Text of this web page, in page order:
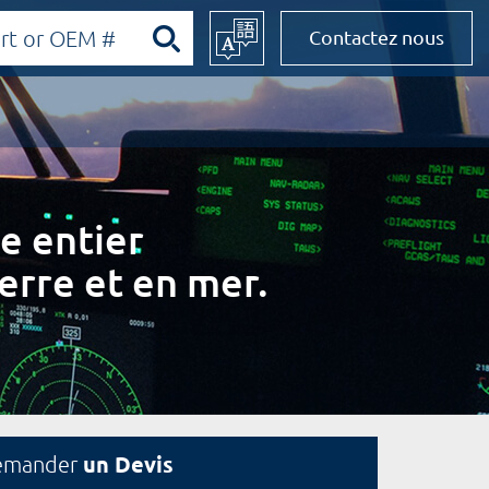
Contactez nous
entier
et en mer.
un Devis